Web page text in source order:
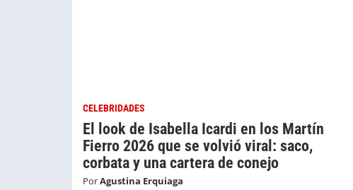
CELEBRIDADES
El look de Isabella Icardi en los Martín
Fierro 2026 que se volvió viral: saco,
corbata y una cartera de conejo
PorAgustina Erquiaga